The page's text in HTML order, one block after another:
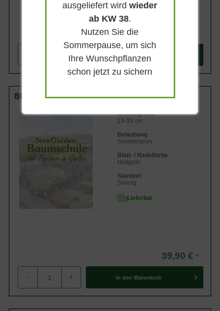
+ In den
80 cm Stamm C4
Kronengröße
15-35 cm
Belaubung
Sommergrün
Blatt- / Nadelfarbe
Hellgrün
Standort
Sonnig
Lieferbar
39,90 €
- + In den Warenkorb
ausgeliefert wirdwieder
ab KW 38.
Nutzen Sie die
Sommerpause, um sich
Ihre Wunschpflanzen
schon jetzt zu sichern